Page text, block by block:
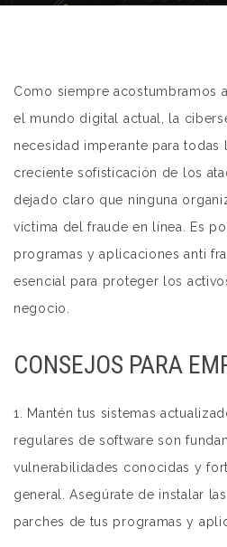
Como siempre acostumbramos
el mundo digital actual, la
necesidad imperante para todas
creciente sofisticación de los
dejado claro que ninguna
víctima del fraude en línea. Es
programas y aplicaciones anti
esencial para proteger los
negocio.
CONSEJOS PARA
1. Mantén tus sistemas
regulares de software son
vulnerabilidades conocidas y
general. Asegúrate de instalar
parches de tus programas y